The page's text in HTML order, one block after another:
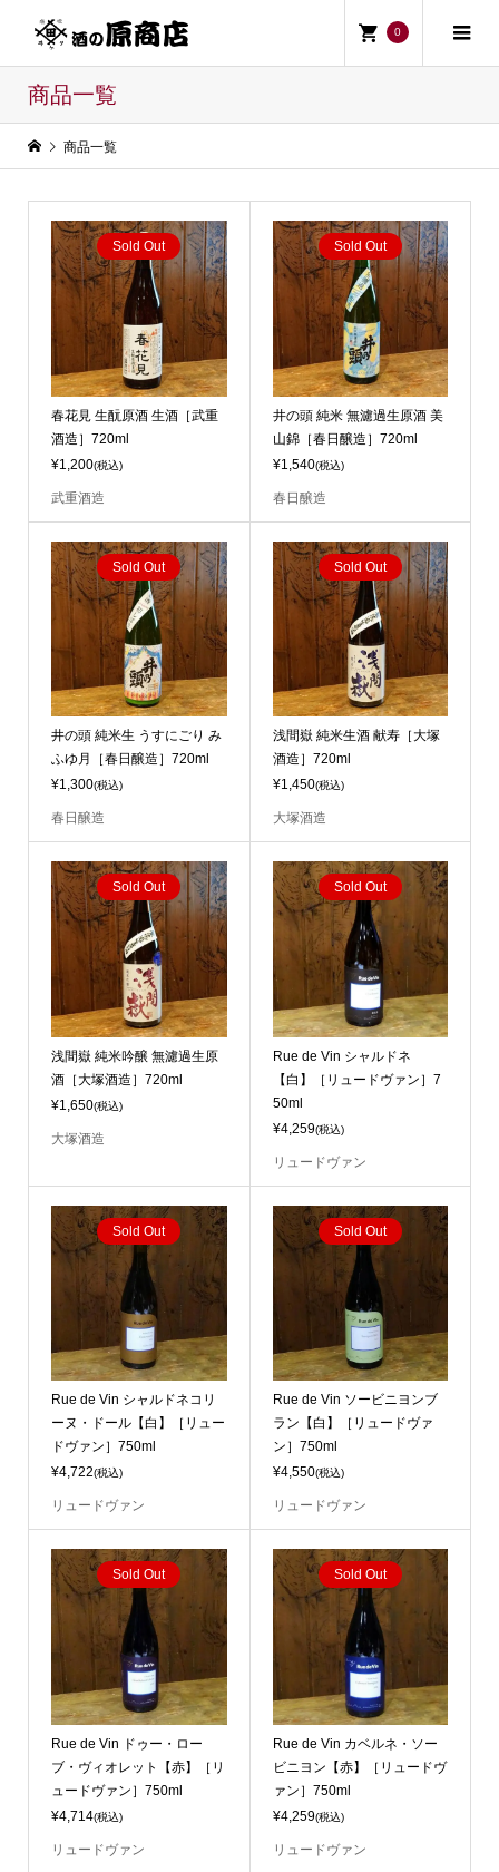
0
商品一覧
商品一覧
Sold Out
春花見 生酛原酒 生酒［武重
酒造］720ml
¥1,200(税込)
武重酒造
Sold Out
井の頭 純米 無濾過生原酒 美
山錦［春日醸造］720ml
¥1,540(税込)
春日醸造
Sold Out
井の頭 純米生 うすにごり み
ふゆ月［春日醸造］720ml
¥1,300(税込)
春日醸造
Sold Out
浅間嶽 純米生酒 献寿［大塚
酒造］720ml
¥1,450(税込)
大塚酒造
Sold Out
浅間嶽 純米吟醸 無濾過生原
酒［大塚酒造］720ml
¥1,650(税込)
大塚酒造
Sold Out
Rue de Vin シャルドネ
【白】［リュードヴァン］7
50ml
¥4,259(税込)
リュードヴァン
Sold Out
Rue de Vin シャルドネコリ
ーヌ・ドール【白】［リュー
ドヴァン］750ml
¥4,722(税込)
リュードヴァン
Sold Out
Rue de Vin ソービニヨンブ
ラン【白】［リュードヴァ
ン］750ml
¥4,550(税込)
リュードヴァン
Sold Out
Rue de Vin ドゥー・ロー
ブ・ヴィオレット【赤】［リ
ュードヴァン］750ml
¥4,714(税込)
リュードヴァン
Sold Out
Rue de Vin カベルネ・ソー
ビニヨン【赤】［リュードヴ
ァン］750ml
¥4,259(税込)
リュードヴァン